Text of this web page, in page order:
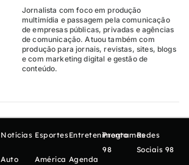
Jornalista com foco em produção
multimídia e passagem pela comunicação
de empresas públicas, privadas e agências
de comunicação. Atuou também com
produção para jornais, revistas, sites, blogs
e com marketing digital e gestão de
conteúdo.
Notícias
Auto
Esportes
América
Entretenimento
Agenda
Programas
98
Redes
Sociais 98